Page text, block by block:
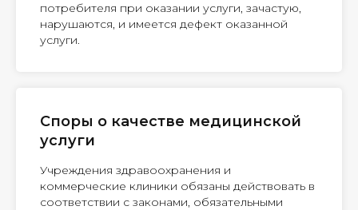
потребителя при оказании услуги, зачастую,
нарушаются, и имеется дефект оказанной
услуги.
Споры о качестве медицинской
услуги
Учреждения здравоохранения и
коммерческие клиники обязаны действовать в
соответствии с законами, обязательными